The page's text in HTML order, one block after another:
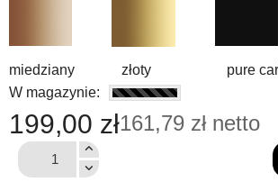
miedziany złoty pure
W magazynie:
199,00 zł161,79 zł netto